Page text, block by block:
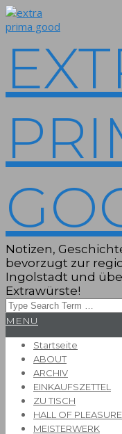
Skip
to
Notizen,
bevorzugt zur
Ingolstadt und
Extrawürste!
Search
Primary
Menu
MENU
Startseite
ABOUT
ARCHIV
EINKAUFSZETTEL
ZU TISCH
HALL OF PLEASURE
MEISTERWERK